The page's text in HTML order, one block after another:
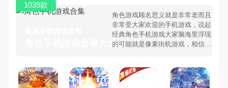
角色手机游戏合集大全 >
角色游戏顾名思义就是非常老而且
非常受大家欢迎的手机游戏，说起
经典角色手机游戏大家脑海里浮现
的可能就是像素街机游戏，相信很
色手机游戏有哪些呢？游戏今天，
98手游下载站小编芒果味的怪咖给
1039款